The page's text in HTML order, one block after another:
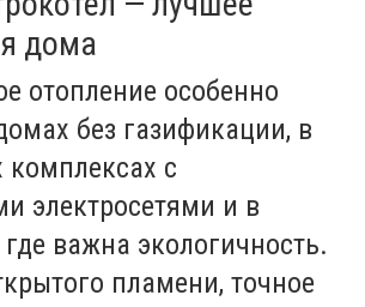
дома
отопление особенно
без газификации, в
с
электросетями и в
важна экологичность.
пламени, точное